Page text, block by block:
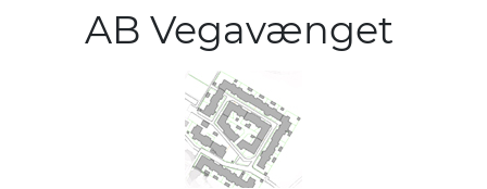
AB Vegavænget